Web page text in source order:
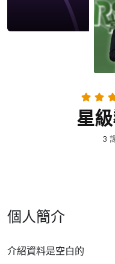
星
3
個人簡介
介紹資料是空白的